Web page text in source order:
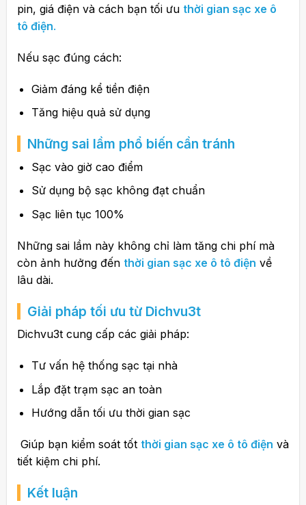
pin, giá điện và cách bạn tối ưu thời gian sạc xe ô
tô điện.
Nếu sạc đúng cách:
Giảm đáng kể tiền điện
Tăng hiệu quả sử dụng
Những sai lầm phổ biến cần tránh
Sạc vào giờ cao điểm
Sử dụng bộ sạc không đạt chuẩn
Sạc liên tục 100%
Những sai lầm này không chỉ làm tăng chi phí mà
còn ảnh hưởng đến thời gian sạc xe ô tô điện về
lâu dài.
Giải pháp tối ưu từ Dichvu3t
Dichvu3tcung cấp các giải pháp:
Tư vấn hệ thống sạc tại nhà
Lắp đặt trạm sạc an toàn
Hướng dẫn tối ưu thời gian sạc
Giúp bạn kiểm soát tốt thời gian sạc xe ô tô điện và
tiết kiệm chi phí.
Kết luận